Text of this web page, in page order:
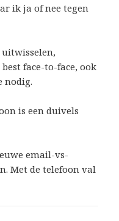
ik ja of nee tegen
face-to-face, ook
nodig.
is een duivels
email-vs-
Met de telefoon val